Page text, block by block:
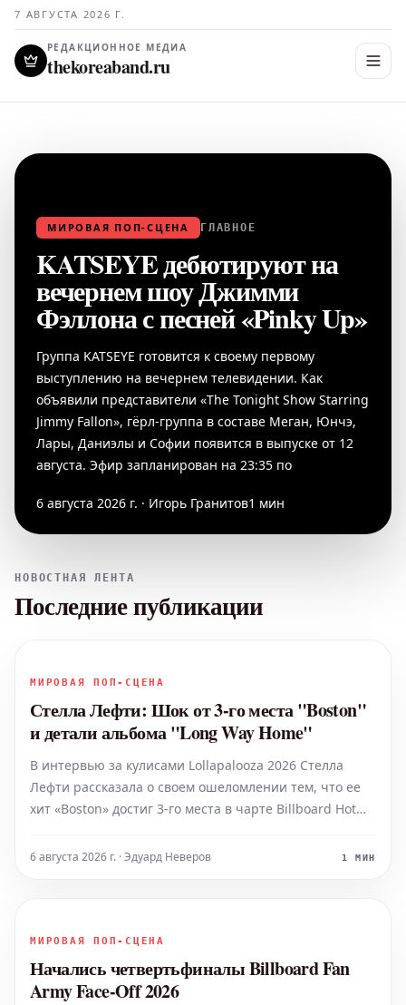
7 АВГУСТА 2026 Г.
РЕДАКЦИОННОЕ МЕДИА
thekoreaband.ru
МИРОВАЯ ПОП-СЦЕНА ГЛАВНОЕ
KATSEYE дебютируют на
вечернем шоу Джимми
Фэллона с песней «Pinky Up»
Группа KATSEYE готовится к своему первому
выступлению на вечернем телевидении. Как
объявили представители «The Tonight Show Starring
Jimmy Fallon», гёрл-группа в составе Меган, Юнчэ,
Лары, Даниэлы и Софии появится в выпуске от 12
августа. Эфир запланирован на 23:35 по
6 августа 2026 г. · Игорь Гранитов1 мин
НОВОСТНАЯ ЛЕНТА
Последние публикации
МИРОВАЯ ПОП-СЦЕНА
Стелла Лефти: Шок от 3-го места "Boston"
и детали альбома "Long Way Home"
В интервью за кулисами Lollapalooza 2026 Стелла
Лефти рассказала о своем ошеломлении тем, что ее
хит «Boston» достиг 3-го места в чарте Billboard Hot
грядущим альбомом «Long Way Home». Стелла Лефти
6 августа 2026 г. · Эдуард Неверов 1 МИН
МИРОВАЯ ПОП-СЦЕНА
Начались четвертьфиналы Billboard Fan
Army Face-Off 2026